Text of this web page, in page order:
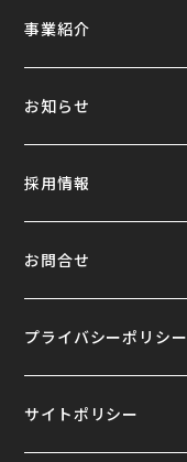
事業紹介
お知らせ
採用情報
お問合せ
プライバシーポリシー
サイトポリシー